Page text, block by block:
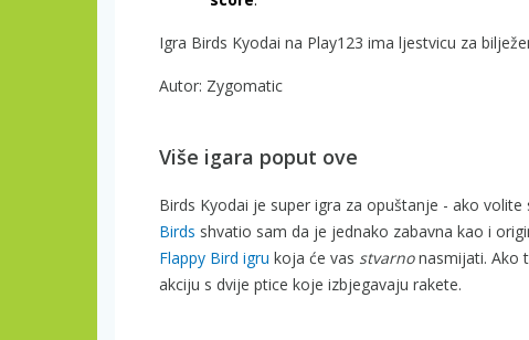
Igra Birds Kyodai na Play123 ima ljestvicu za
Autor: Zygomatic
Više igara poput ove
Birds Kyodai je super igra za opuštanje - ako
Birds shvatio sam da je jednako zabavna kao i
Flappy Bird igru koja će vas stvarnonasmijati. Ako
akciju s dvije ptice koje izbjegavaju rakete.